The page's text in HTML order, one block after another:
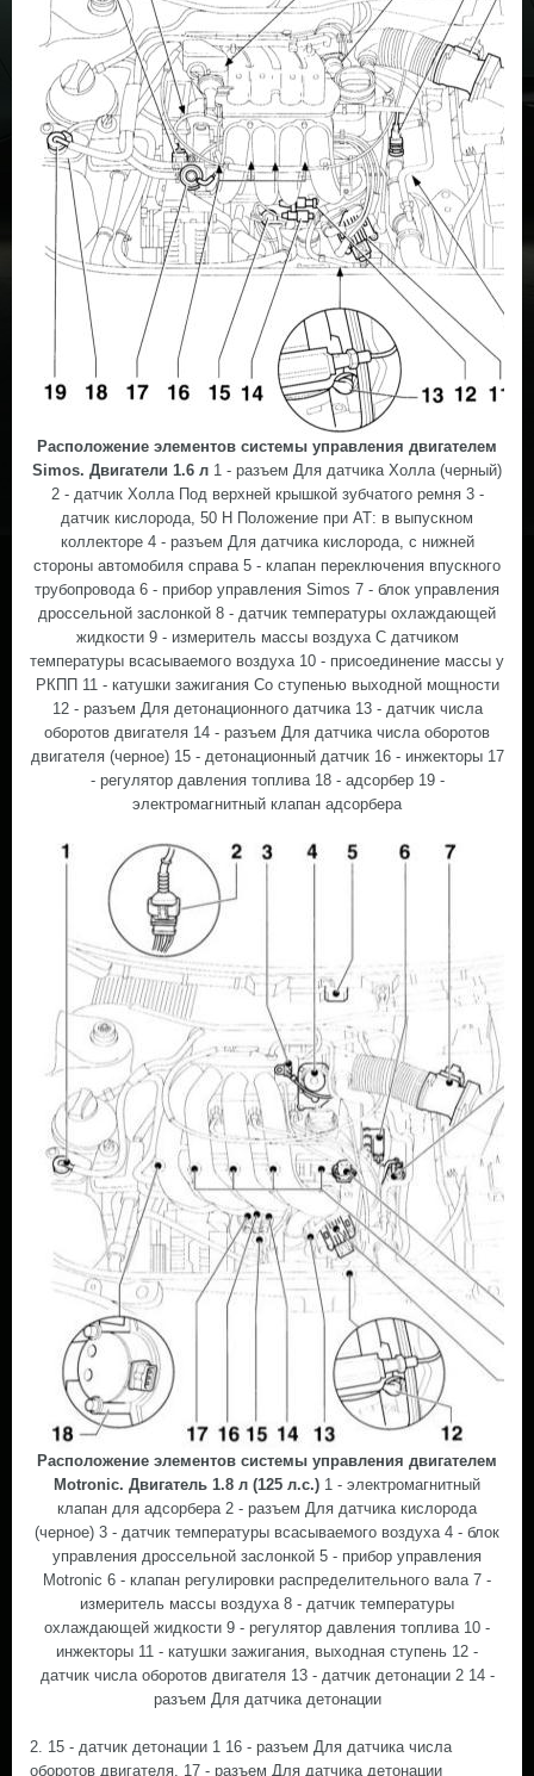
Расположение элементов системы управления двигателем
Simos. Двигатели 1.6 л 1 - разъем Для датчика Холла (черный)
2 - датчик Холла Под верхней крышкой зубчатого ремня 3 -
датчик кислорода, 50 Н Положение при АТ: в выпускном
коллекторе 4 - разъем Для датчика кислорода, с нижней
стороны автомобиля справа 5 - клапан переключения впускного
трубопровода 6 - прибор управления Simos 7 - блок управления
дроссельной заслонкой 8 - датчик температуры охлаждающей
жидкости 9 - измеритель массы воздуха С датчиком
температуры всасываемого воздуха 10 - присоединение массы у
РКПП 11 - катушки зажигания Со ступенью выходной мощности
12 - разъем Для детонационного датчика 13 - датчик числа
оборотов двигателя 14 - разъем Для датчика числа оборотов
двигателя (черное) 15 - детонационный датчик 16 - инжекторы 17
- регулятор давления топлива 18 - адсорбер 19 -
электромагнитный клапан адсорбера
Расположение элементов системы управления двигателем
Motronic. Двигатель 1.8 л (125 л.с.) 1 - электромагнитный
клапан для адсорбера 2 - разъем Для датчика кислорода
(черное) 3 - датчик температуры всасываемого воздуха 4 - блок
управления дроссельной заслонкой 5 - прибор управления
Motronic 6 - клапан регулировки распределительного вала 7 -
измеритель массы воздуха 8 - датчик температуры
охлаждающей жидкости 9 - регулятор давления топлива 10 -
инжекторы 11 - катушки зажигания, выходная ступень 12 -
датчик числа оборотов двигателя 13 - датчик детонации 2 14 -
разъем Для датчика детонации
2. 15 - датчик детонации 1 16 - разъем Для датчика числа
оборотов двигателя. 17 - разъем Для датчика детонации